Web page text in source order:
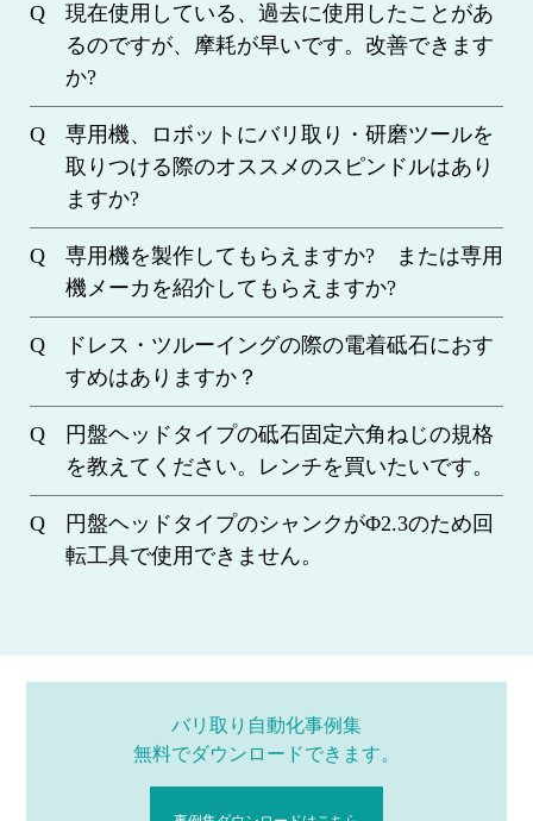
現在使用している、過去に使用したことがあ
るのですが、摩耗が早いです。改善できます
か?
専用機、ロボットにバリ取り・研磨ツールを
取りつける際のオススメのスピンドルはあり
ますか?
専用機を製作してもらえますか? または専用
機メーカを紹介してもらえますか?
ドレス・ツルーイングの際の電着砥石におす
すめはありますか？
円盤ヘッドタイプの砥石固定六角ねじの規格
を教えてください。レンチを買いたいです。
円盤ヘッドタイプのシャンクがΦ2.3のため回
転工具で使用できません。
バリ取り自動化事例集
無料でダウンロードできます。